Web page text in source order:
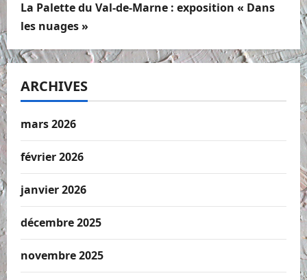
La Palette du Val-de-Marne : exposition « Dans
les nuages »
ARCHIVES
mars 2026
février 2026
janvier 2026
décembre 2025
novembre 2025